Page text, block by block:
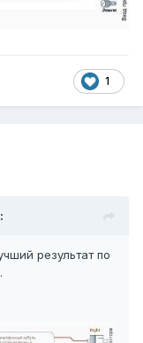
1
результат по